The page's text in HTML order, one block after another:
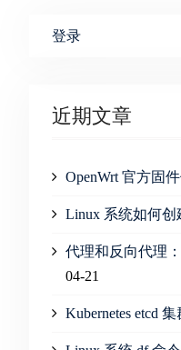
登录
近期文章
OpenWrt 官方固
Linux 系统如何
代理和反向代理
04-21
Kubernetes etcd